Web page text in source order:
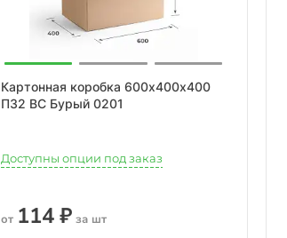
Картонная коробка 600х400х400
П32 ВС Бурый 0201
Доступны опции под заказ
от 114 ₽ за шт